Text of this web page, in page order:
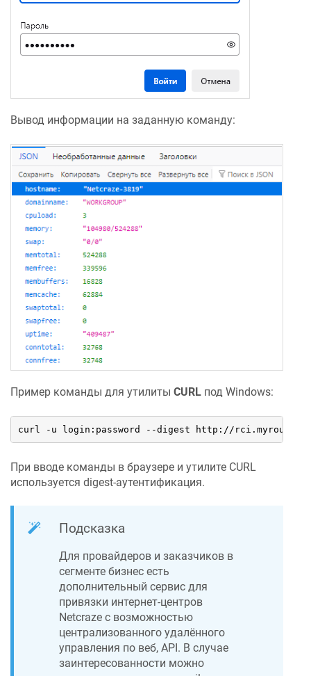
Вывод информации на заданную команду:
Пример команды для утилиты CURL под Windows:
curl -u login:password --digest http://
При вводе команды в браузере и утилите CURL
используется digest-аутентификация.
Подсказка
Для провайдеров и заказчиков в
сегменте бизнес есть
дополнительный сервис для
привязки интернет-центров
Netcraze с возможностью
централизованного удалённого
управления по веб, API. В случае
заинтересованности можно